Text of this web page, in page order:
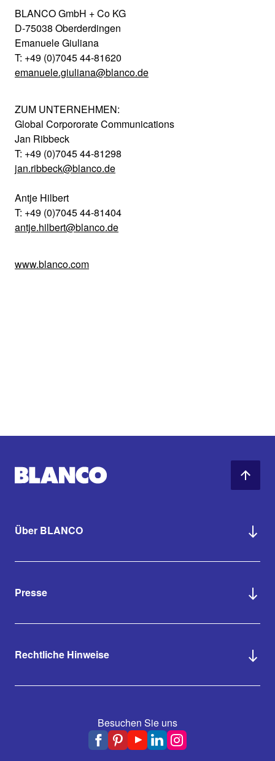
BLANCO GmbH + Co KG
D-75038 Oberderdingen
Emanuele Giuliana
T: +49 (0)7045 44-81620
emanuele.giuliana@blanco.de
ZUM UNTERNEHMEN:
Global Corpororate Communications
Jan Ribbeck
T: +49 (0)7045 44-81298
jan.ribbeck@blanco.de
Antje Hilbert
T: +49 (0)7045 44-81404
antje.hilbert@blanco.de
www.blanco.com
Über BLANCO
Presse
Rechtliche Hinweise
Besuchen Sie uns